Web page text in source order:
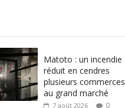
Matoto : un incendie
réduit en cendres
plusieurs commerces
au grand marché
7 août 2026 0